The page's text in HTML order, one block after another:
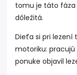
tomu je táto
dôležitá.
Dieťa si pri lezení
motoriku: pracujú
ponuke objavil